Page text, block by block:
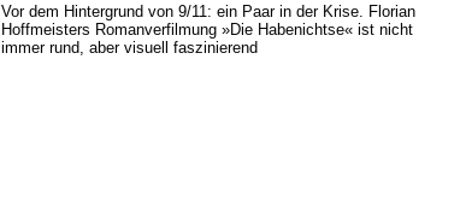
Vor dem Hintergrund von 9/11: ein Paar in der Krise. Florian
Hoffmeisters Romanverfilmung »Die Habenichtse« ist nicht
immer rund, aber visuell faszinierend